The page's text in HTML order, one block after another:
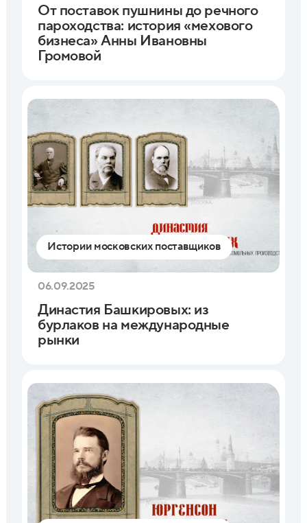
От поставок пушнины до речного
пароходства: история «мехового
бизнеса» Анны Ивановны
Громовой
Истории московских поставщиков
06.09.2025
Династия Башкировых: из
бурлаков на международные
рынки